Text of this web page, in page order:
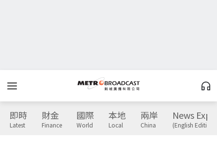
即時
Latest
財金
Finance
國際
World
本地
Local
兩岸
China
News
(English Edition)